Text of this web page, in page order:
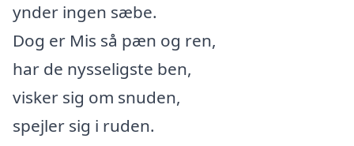
ynder ingen sæbe.
Dog er Mis så pæn og ren,
har de nysseligste ben,
visker sig om snuden,
spejler sig i ruden.